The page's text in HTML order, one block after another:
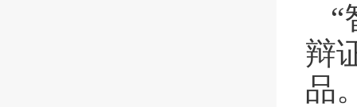
“
辩
品